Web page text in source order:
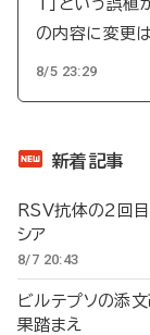
T」という誤植
の内容に変更
8/5 23:29
新着記事
RSV抗体の2回
シア
8/7 20:43
ビルテプソの
果踏まえ